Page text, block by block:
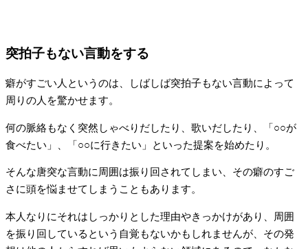
突拍子もない言動をする
癖がすごい人というのは、しばしば突拍子もない言動によって
周りの人を驚かせます。
何の脈絡もなく突然しゃべりだしたり、歌いだしたり、「○○が
食べたい」、「○○に行きたい」といった提案を始めたり。
そんな唐突な言動に周囲は振り回されてしまい、その癖のすご
さに頭を悩ませてしまうこともあります。
本人なりにそれはしっかりとした理由やきっかけがあり、周囲
を振り回しているという自覚もないかもしれませんが、その発